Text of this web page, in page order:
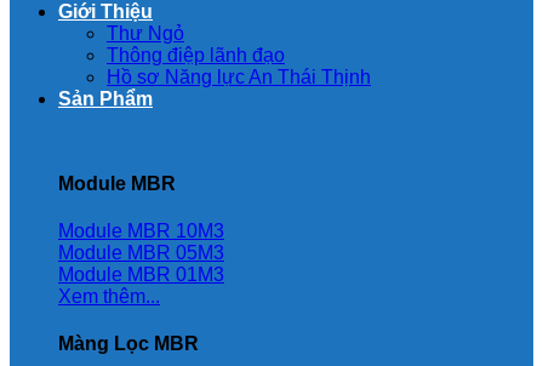
Giới Thiệu
Thư Ngỏ
Thông điệp lãnh đạo
Hồ sơ Năng lực An Thái Thịnh
Sản Phẩm
Module MBR
Module MBR 10M3
Module MBR 05M3
Module MBR 01M3
Xem thêm...
Màng Lọc MBR